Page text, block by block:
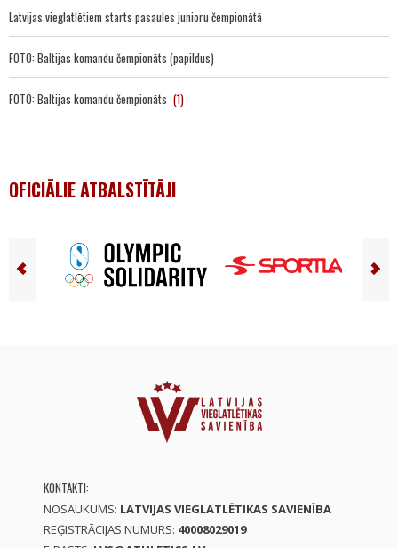
Latvijas vieglatlētiem starts pasaules junioru čempionātā
FOTO: Baltijas komandu čempionāts (papildus)
FOTO: Baltijas komandu čempionāts (1)
OFICIĀLIE ATBALSTĪTĀJI
KONTAKTI:
NOSAUKUMS: LATVIJAS VIEGLATLĒTIKAS SAVIENĪBA
REĢISTRĀCIJAS NUMURS: 40008029019